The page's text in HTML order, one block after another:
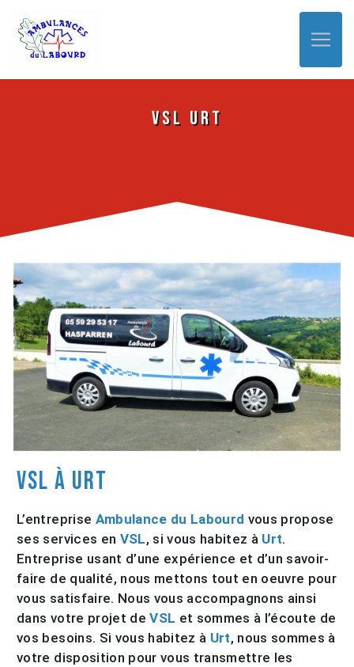
VSL Urt
VSL à Urt
L’entreprise Ambulance du Labourd vous propose
ses services en VSL, si vous habitez à Urt.
Entreprise usant d’une expérience et d’un savoir-
faire de qualité, nous mettons tout en oeuvre pour
vous satisfaire. Nous vous accompagnons ainsi
dans votre projet deVSL et sommes à l’écoute de
vos besoins. Si vous habitez à Urt, nous sommes à
votre disposition pour vous transmettre les